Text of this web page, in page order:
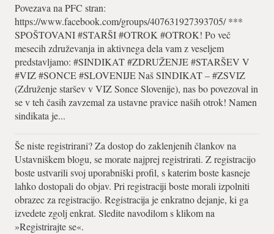
Povezava na PFC stran:
https://www.facebook.com/groups/407631927393705/ ***
SPOŠTOVANI #STARŠI #OTROK #OTROK! Po več
mesecih združevanja in aktivnega dela vam z veseljem
predstavljamo: #SINDIKAT #ZDRUŽENJE #STARŠEV V
#VIZ #SONCE #SLOVENIJE Naš SINDIKAT – #ZSVIZ
(Združenje staršev v VIZ Sonce Slovenije), nas bo povezoval in
se v teh časih zavzemal za ustavne pravice naših otrok! Namen
sindikata je...
Še niste registrirani? Za dostop do zaklenjenih člankov na
Ustavniškem blogu, se morate najprej registrirati. Z registracijo
boste ustvarili svoj uporabniški profil, s katerim boste kasneje
lahko dostopali do objav. Pri registraciji boste morali izpolniti
obrazec za registracijo. Registracija je enkratno dejanje, ki ga
izvedete zgolj enkrat. Sledite navodilom s klikom na
»Registrirajte se«.